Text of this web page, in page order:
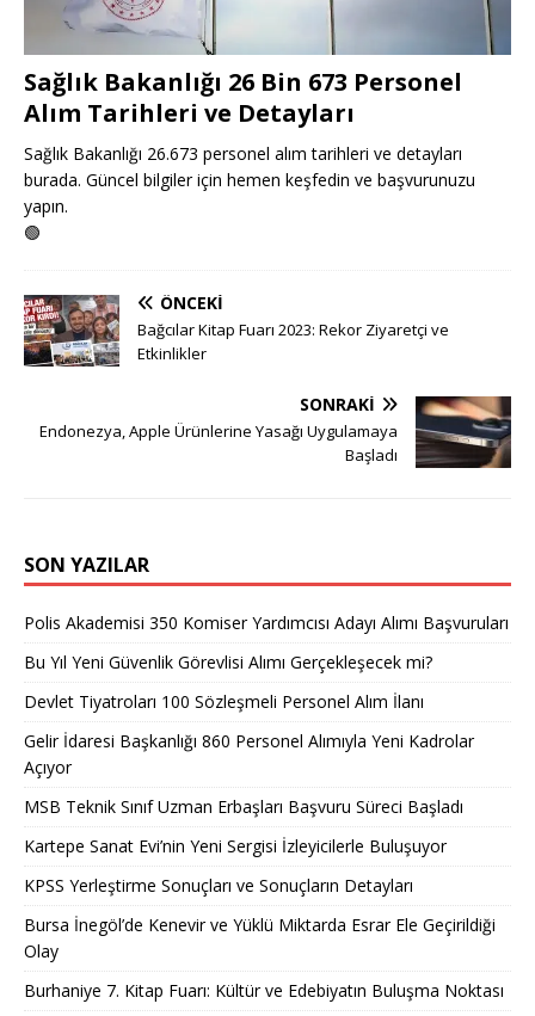
Sağlık Bakanlığı 26 Bin 673 Personel
Alım Tarihleri ve Detayları
Sağlık Bakanlığı 26.673 personel alım tarihleri ve detayları
burada. Güncel bilgiler için hemen keşfedin ve başvurunuzu
yapın.
🟢
ÖNCEKI
Bağcılar Kitap Fuarı 2023: Rekor Ziyaretçi ve
Etkinlikler
SONRAKI
Endonezya, Apple Ürünlerine Yasağı Uygulamaya
Başladı
SON YAZILAR
Polis Akademisi 350 Komiser Yardımcısı Adayı Alımı Başvuruları
Bu Yıl Yeni Güvenlik Görevlisi Alımı Gerçekleşecek mi?
Devlet Tiyatroları 100 Sözleşmeli Personel Alım İlanı
Gelir İdaresi Başkanlığı 860 Personel Alımıyla Yeni Kadrolar
Açıyor
MSB Teknik Sınıf Uzman Erbaşları Başvuru Süreci Başladı
Kartepe Sanat Evi’nin Yeni Sergisi İzleyicilerle Buluşuyor
KPSS Yerleştirme Sonuçları ve Sonuçların Detayları
Bursa İnegöl’de Kenevir ve Yüklü Miktarda Esrar Ele Geçirildiği
Olay
Burhaniye 7. Kitap Fuarı: Kültür ve Edebiyatın Buluşma Noktası